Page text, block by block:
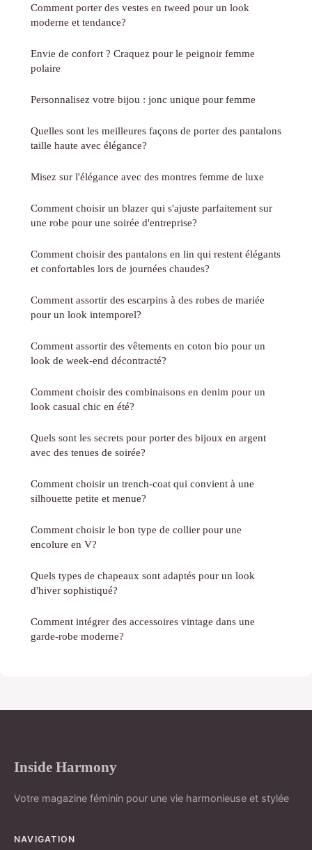
Comment porter des vestes en tweed pour un look
moderne et tendance?
Envie de confort ? Craquez pour le peignoir femme
polaire
Personnalisez votre bijou : jonc unique pour femme
Quelles sont les meilleures façons de porter des pantalons
taille haute avec élégance?
Misez sur l'élégance avec des montres femme de luxe
Comment choisir un blazer qui s'ajuste parfaitement sur
une robe pour une soirée d'entreprise?
Comment choisir des pantalons en lin qui restent élégants
et confortables lors de journées chaudes?
Comment assortir des escarpins à des robes de mariée
pour un look intemporel?
Comment assortir des vêtements en coton bio pour un
look de week-end décontracté?
Comment choisir des combinaisons en denim pour un
look casual chic en été?
Quels sont les secrets pour porter des bijoux en argent
avec des tenues de soirée?
Comment choisir un trench-coat qui convient à une
silhouette petite et menue?
Comment choisir le bon type de collier pour une
encolure en V?
Quels types de chapeaux sont adaptés pour un look
d'hiver sophistiqué?
Comment intégrer des accessoires vintage dans une
garde-robe moderne?
Inside Harmony
Votre magazine féminin pour une vie harmonieuse et stylée
NAVIGATION